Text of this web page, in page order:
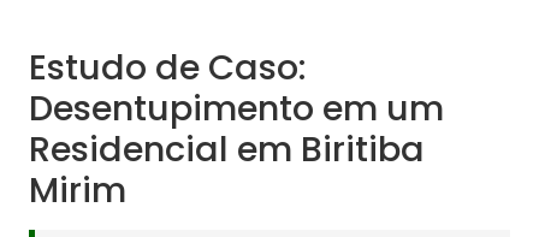
Estudo de Caso:
Desentupimento em um
Residencial em Biritiba
Mirim